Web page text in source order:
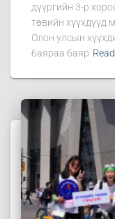
дүүргийн 3-р
төвийн хүүхдүүд
Олон улсын
баяраа баяр